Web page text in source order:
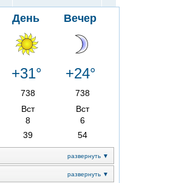
День Вечер
+31° +24°
738 738
Вст Вст
8 6
39 54
развернуть ▼
развернуть ▼